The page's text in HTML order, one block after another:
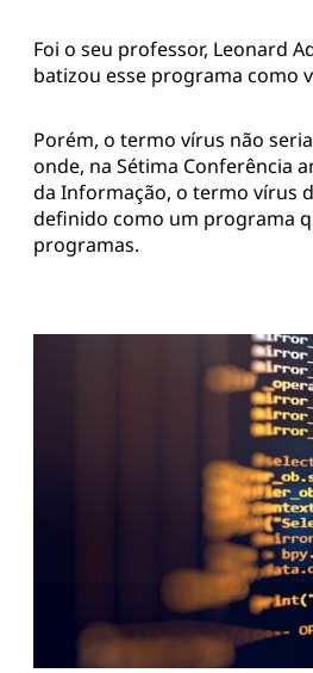
Foi o seu professor, Leonard
batizou esse programa como
Porém, o termo vírus não
onde, na Sétima Conferência
da Informação, o termo vírus
definido como um programa
programas.